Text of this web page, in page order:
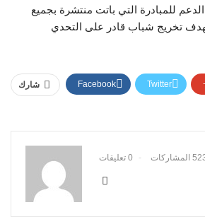
الدعم للمبادرة التي باتت منتشرة بجميع
تخريج شباب قادر على التحدي
شارك Facebook Twitter
0 تعليقات